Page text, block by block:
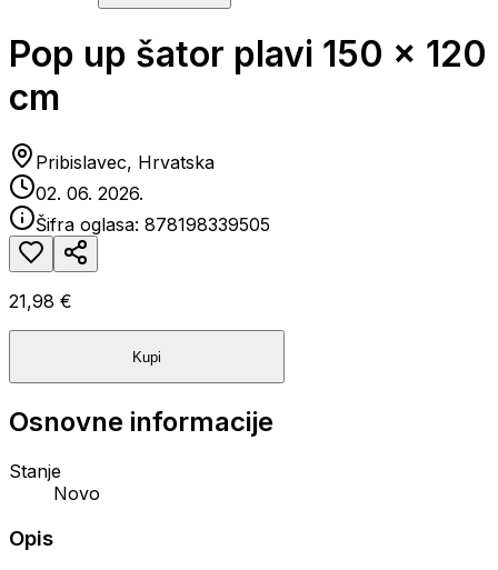
Pop up šator plavi 150 x 120
cm
Pribislavec, Hrvatska
02. 06. 2026.
Šifra oglasa: 878198339505
21,98 €
Kupi
Osnovne informacije
Stanje
Novo
Opis